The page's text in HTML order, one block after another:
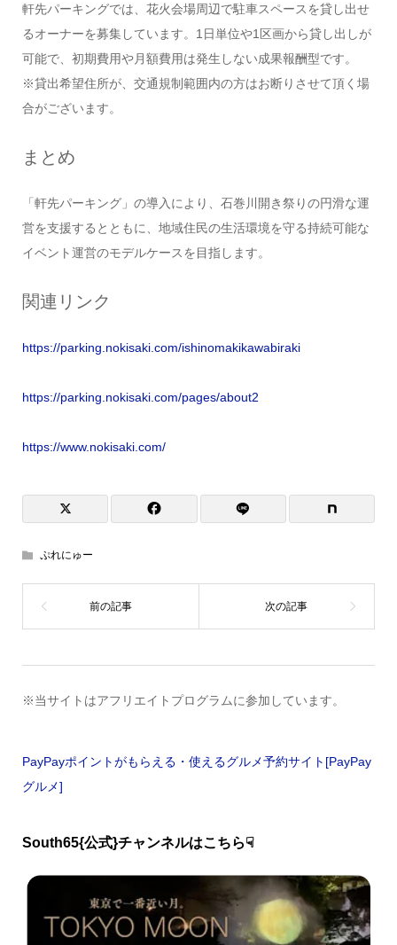
軒先パーキングでは、花火会場周辺で駐車スペースを貸し出せ
るオーナーを募集しています。1日単位や1区画から貸し出しが
可能で、初期費用や月額費用は発生しない成果報酬型です。
※貸出希望住所が、交通規制範囲内の方はお断りさせて頂く場
合がございます。
まとめ
「軒先パーキング」の導入により、石巻川開き祭りの円滑な運
営を支援するとともに、地域住民の生活環境を守る持続可能な
イベント運営のモデルケースを目指します。
関連リンク
https://parking.nokisaki.com/ishinomakikawabiraki
https://parking.nokisaki.com/pages/about2
https://www.nokisaki.com/
ぷれにゅー
※当サイトはアフリエイトプログラムに参加しています。
PayPayポイントがもらえる・使えるグルメ予約サイト[PayPay
グルメ]
South65{公式}チャンネルはこちら☟